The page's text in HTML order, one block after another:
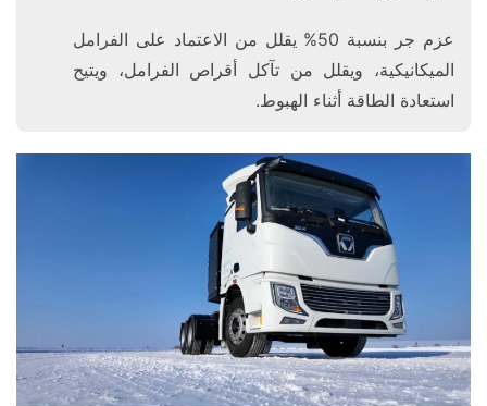
عزم جر بنسبة 50% يقلل من الاعتماد على الفرامل
الميكانيكية، ويقلل من تآكل أقراص الفرامل، ويتيح
استعادة الطاقة أثناء الهبوط.